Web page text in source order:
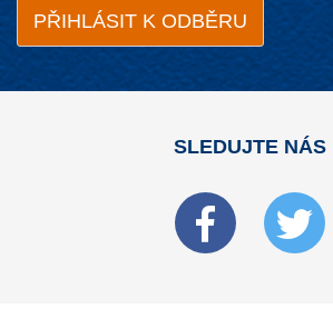
SLEDUJTE NÁS